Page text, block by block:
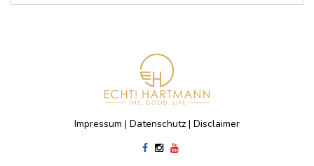
Impressum | Datenschutz | Disclaimer